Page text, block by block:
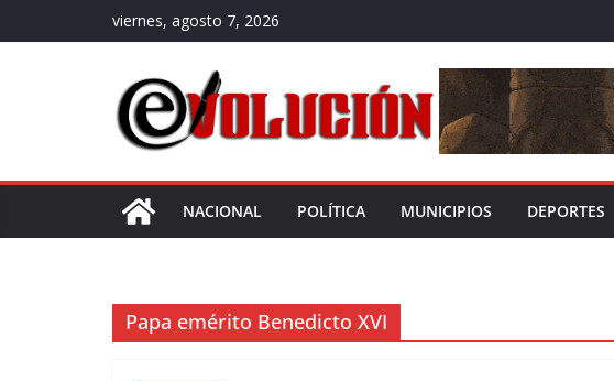
al
viernes, agosto 7, 2026
NACIONAL POLÍTICA MUNICIPIOS DEPORTES
Papa emérito Benedicto XVI